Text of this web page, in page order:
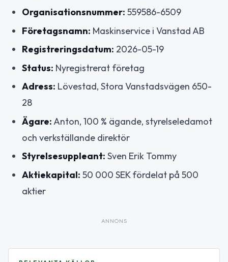
Organisationsnummer: 559586-6509
Företagsnamn: Maskinservice i Vanstad AB
Registreringsdatum: 2026-05-19
Status: Nyregistrerat företag
Adress: Lövestad, Stora Vanstadsvägen 650-
28
Ägare:Anton, 100 % ägande, styrelseledamot
och verkställande direktör
Styrelsesuppleant: Sven Erik Tommy
Aktiekapital: 50 000 SEK fördelat på 500
aktier
ANNONS